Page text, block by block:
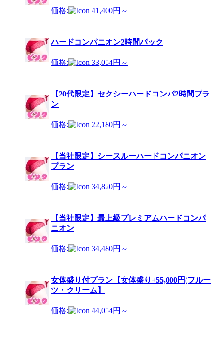
価格: 41,400円～
ハードコンパニオン2時間パック
価格: 33,054円～
【20代限定】セクシーハードコンパ2時間プラ
ン
価格: 22,180円～
【当社限定】シースルーハードコンパニオン
プラン
価格: 34,820円～
【当社限定】最上級プレミアムハードコンパ
ニオン
価格: 34,480円～
女体盛り付プラン【女体盛り+55,000円(フルー
ツ・クリーム】
価格: 44,054円～